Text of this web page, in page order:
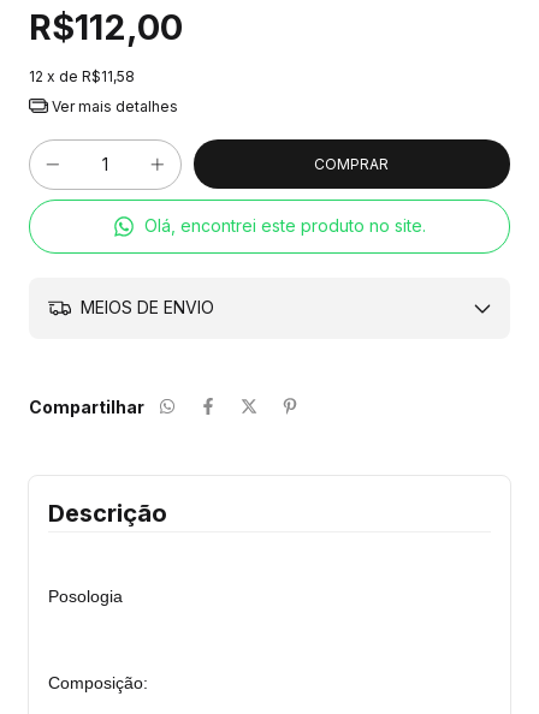
R$112,00
12 x de R$11,58
Ver mais detalhes
Olá, encontrei este produto no site.
MEIOS DE ENVIO
Compartilhar
Descrição
Posologia
Composição: